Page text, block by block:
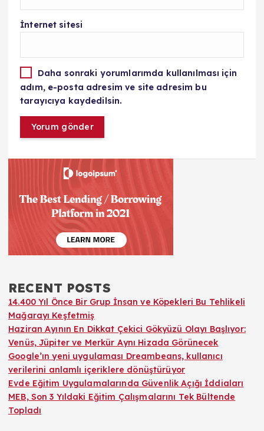
İnternet sitesi
Daha sonraki yorumlarımda kullanılması için
adım, e-posta adresim ve site adresim bu
tarayıcıya kaydedilsin.
RECENT POSTS
14.400 Yıl Önce Bir Grup İnsan ve Köpekleri Bu Tehlikeli
Mağarayı Keşfetmiş
Haziran Ayının En Dikkat Çekici Gökyüzü Olayı Başlıyor:
Venüs, Jüpiter ve Merkür Aynı Hizada Görünecek
Google’ın yeni uygulaması Dreambeans, kullanıcı
verilerini anlamlı içeriklere dönüştürüyor
Evde Eğitim Uygulamalarında Güvenlik Açığı İddiaları
MEB, Son 3 Yıldaki Eğitim Çalışmalarını Tek Bültende
Topladı